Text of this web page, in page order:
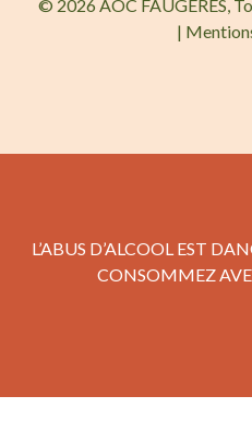
© 2026 AOC FAUGÈRES,
|
L’ABUS D’ALCOOL EST
CONSOMMEZ